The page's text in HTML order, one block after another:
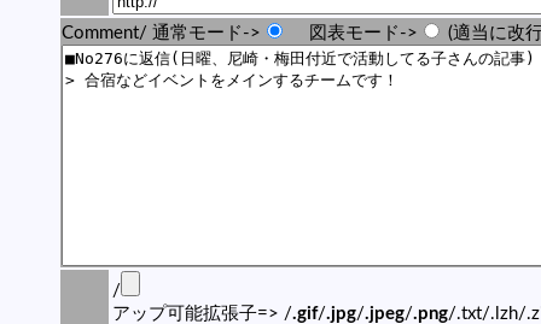
Comment/ 通常モード-> 図表モード-> (適当に改
/
アップ可能拡張子=> /.gif/.jpg/.jpeg/.png/.txt/.lzh/